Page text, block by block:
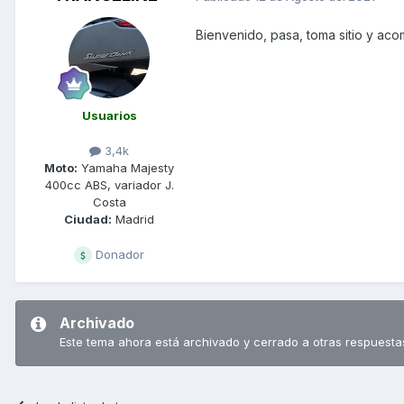
Usuarios
3,4k
Moto: Yamaha Majesty
400cc ABS, variador J.
Costa
Ciudad: Madrid
Donador
Bienvenido, pasa, toma sitio y
Archivado
Este tema ahora está archivado y cerrado a otras